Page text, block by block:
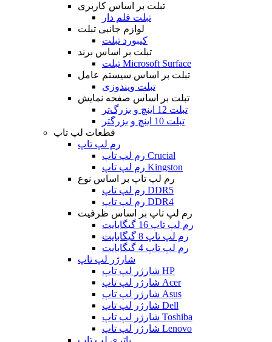
تبلت بر اساس کاربری
تبلت قلم دار
لوازم جانبی تبلت
کیبورد تبلت
تبلت بر اساس برند
تبلت Microsoft Surface
تبلت بر اساس سیستم عامل
تبلت ویندوزی
تبلت بر اساس صفحه نمایش
تبلت 12 اینچ و بزرگ‌تر
تبلت 10 اینچ و بزرگتر
قطعات لپ تاپ
رم لپ تاپ
رم لپ تاپ Crucial
رم لپ تاپ Kingston
رم لپ تاپ بر اساس نوع
رم لپ تاپ DDR5
رم لپ تاپ DDR4
رم لپ تاپ بر اساس ظرفیت
رم لپ تاپ 16 گیگابایت
رم لپ تاپ 8 گیگابایت
رم لپ تاپ 4 گیگابایت
شارژر لپ تاپ
شارژر لپ تاپ HP
شارژر لپ تاپ Acer
شارژر لپ تاپ Asus
شارژر لپ تاپ Dell
شارژر لپ تاپ Toshiba
شارژر لپ تاپ Lenovo
باتری لپ تاپ